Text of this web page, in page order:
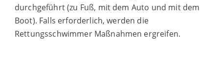
durchgeführt (zu Fuß, mit dem Auto und mit dem
Boot). Falls erforderlich, werden die
Rettungsschwimmer Maßnahmen ergreifen.